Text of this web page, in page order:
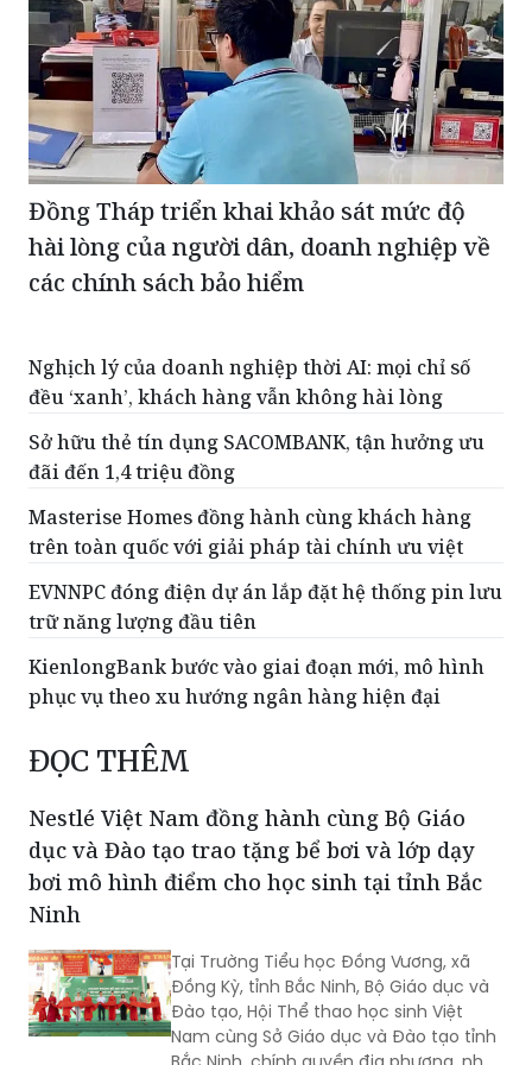
Đồng Tháp triển khai khảo sát mức độ
hài lòng của người dân, doanh nghiệp về
các chính sách bảo hiểm
Nghịch lý của doanh nghiệp thời AI: mọi chỉ số
đều ‘xanh’, khách hàng vẫn không hài lòng
Sở hữu thẻ tín dụng SACOMBANK, tận hưởng ưu
đãi đến 1,4 triệu đồng
Masterise Homes đồng hành cùng khách hàng
trên toàn quốc với giải pháp tài chính ưu việt
EVNNPC đóng điện dự án lắp đặt hệ thống pin lưu
trữ năng lượng đầu tiên
KienlongBank bước vào giai đoạn mới, mô hình
phục vụ theo xu hướng ngân hàng hiện đại
ĐỌC THÊM
Nestlé Việt Nam đồng hành cùng Bộ Giáo
dục và Đào tạo trao tặng bể bơi và lớp dạy
bơi mô hình điểm cho học sinh tại tỉnh Bắc
Ninh
Tại Trường Tiểu học Đồng Vương, xã
Đồng Kỳ, tỉnh Bắc Ninh, Bộ Giáo dục và
Đào tạo, Hội Thể thao học sinh Việt
Nam cùng Sở Giáo dục và Đào tạo tỉnh